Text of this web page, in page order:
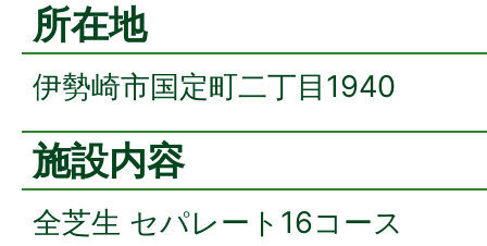
所在地
伊勢崎市国定町二丁目1940
施設内容
全芝生 セパレート16コース